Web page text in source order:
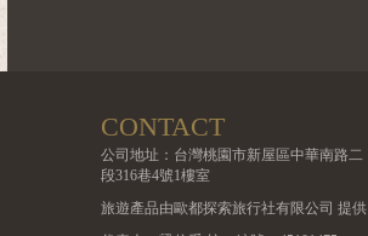
CONTACT
公司地址：台灣桃園市新屋區中華南路二
段316巷4號1樓室
旅遊產品由歐都探索旅行社有限公司 提供